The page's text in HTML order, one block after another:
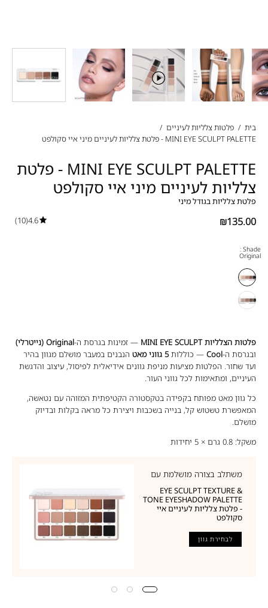
בית / פלטות צלליות לעיניים /
MINI EYE SCULPT PALETTE - פלטת צלליות לעיניים מיני איי סקולפט
MINI EYE SCULPT PALETTE - פלטת
צלליות לעיניים מיני איי סקולפט
פלטת צלליות בגודל מיני
₪135.00
4.6
(10)
Shade :
Original
Original
Cool
פלטות הצלליות MINI EYE SCULPT — זמינות בגרסת ה-Original (נייטרלי)
ובגרסת ה-Cool — כוללות5 גווני מאט הנבנים במעבר מושלם מגוון בהיר
ועד שחור. הפלטות מציעות מניפת גוונים אידיאלית לפיסול, עיצוב והדגשת
העיניים, ומתאימות לכל גווני העור.
כל גוון מאט מפותח בקפידה בטקסטורה הקטיפתית המזוהה עם נטאשה,
המאפשרת טשטוש קל, בנייה בשכבות ויצירת כל מראה בקלות ובדיוק
מושלם.
משקל: 0.8 גרם × 5 יחידות
משתלב בצורה מושלמת עם
EYE SCULPT TEXTURE &
TONE EYESHADOW PALETTE
- פלטת צלליות לעיניים איי
סקולפט
לבחירת גוון